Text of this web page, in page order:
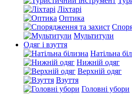
Ліхтарі
Оптика
Мультитули
Одяг і взуття
Натільна
Нижній одяг
Верхній одяг
Взуття
Головні убори